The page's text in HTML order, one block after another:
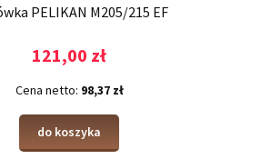
PELIKAN M205/215 EF
121,00 zł
Cena netto: 98,37 zł
do koszyka